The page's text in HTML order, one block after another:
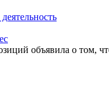
объявила о том,